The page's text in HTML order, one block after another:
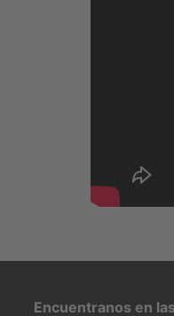
Encuentranos en